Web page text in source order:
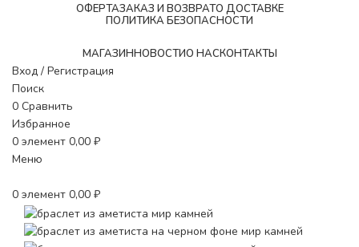
ОФЕРТАЗАКАЗ И ВОЗВРАТО ДОСТАВКЕ
ПОЛИТИКА БЕЗОПАСНОСТИ
МАГАЗИННОВОСТИO НАСКОНТАКТЫ
Вход / Регистрация
Поиск
0 Сравнить
Избранное
0 элемент 0,00 ₽
Меню
0 элемент 0,00 ₽